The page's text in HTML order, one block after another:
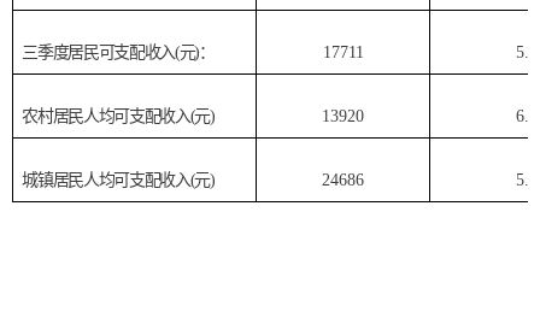
三季度居民可支配收入(元)： 17711 5.7
农村居民人均可支配收入(元) 13920 6.0
城镇居民人均可支配收入(元) 24686 5.4